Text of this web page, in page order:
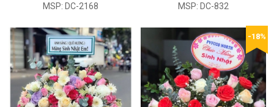
MSP: DC-2168
MSP: DC-832
-18%